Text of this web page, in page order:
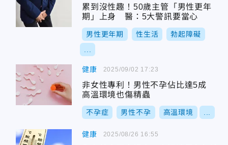
累到沒性趣！50歲主管「男性更年
期」上身 醫：5大警訊要當心
男性更年期 性生活 勃起障礙
健康
非女性專利！男性不孕佔比達5成
高溫環境也傷精蟲
不孕症 男性不孕 高溫環境
2025/09/02 17:23
健康 2025/08/26 16:55